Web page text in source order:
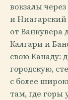
вокзалы
и Ниагарский
от Ванкувера
Калгари и
свою Канаду:
городскую,
с более
там, где горы